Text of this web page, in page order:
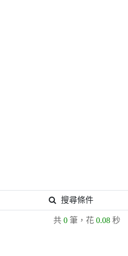
搜尋條件
共 0 筆，花 0.08 秒